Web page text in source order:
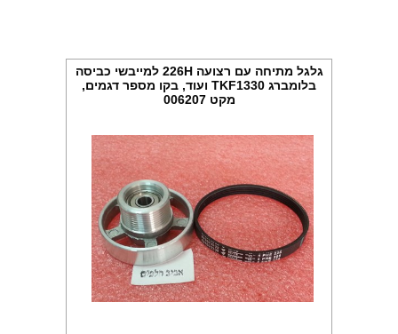
גלגל מתיחה עם רצועה 226H למייבשי כביסה
בלומברג TKF1330 ועוד, בקו מספר דגמים,
מקט 006207